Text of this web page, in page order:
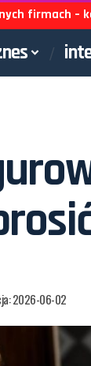
firmach
2026-06-02